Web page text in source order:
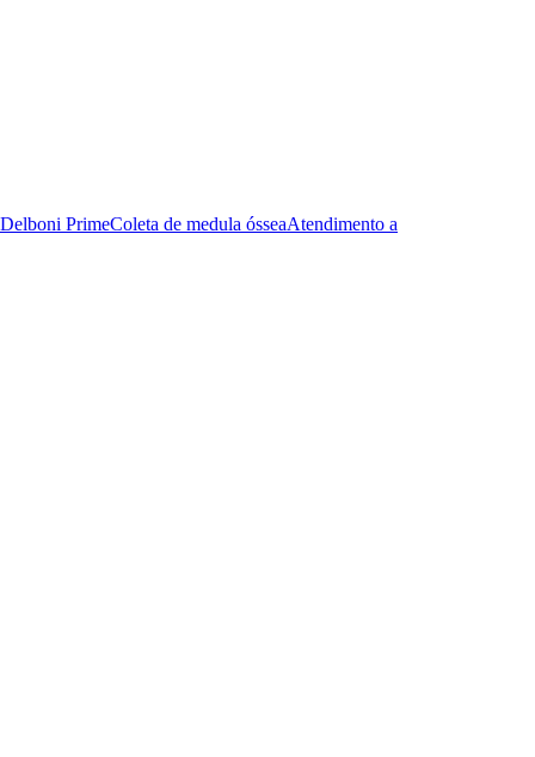
Delboni PrimeColeta de medula ósseaAtendimento a